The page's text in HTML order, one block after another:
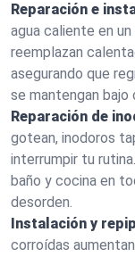
Reparación e
agua caliente en
reemplazan
asegurando que
se mantengan bajo
Reparación de
gotean, inodoros
interrumpir tu
baño y cocina en
desorden.
Instalación y
corroídas